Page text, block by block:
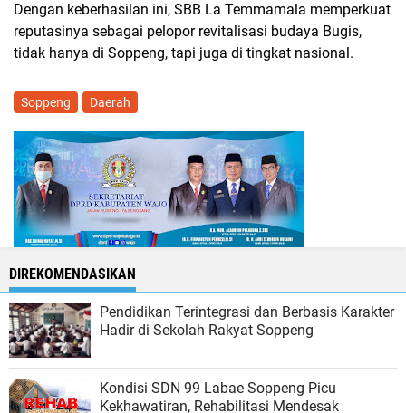
Dengan keberhasilan ini, SBB La Temmamala memperkuat
reputasinya sebagai pelopor revitalisasi budaya Bugis,
tidak hanya di Soppeng, tapi juga di tingkat nasional.
Soppeng Daerah
DIREKOMENDASIKAN
Pendidikan Terintegrasi dan Berbasis Karakter
Hadir di Sekolah Rakyat Soppeng
Kondisi SDN 99 Labae Soppeng Picu
Kekhawatiran, Rehabilitasi Mendesak